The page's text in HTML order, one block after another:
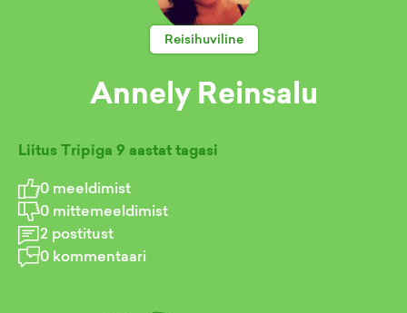
Reisihuviline
Annely Reinsalu
Liitus Tripiga 9 aastat tagasi
0 meeldimist
0 mittemeeldimist
2 postitust
0 kommentaari